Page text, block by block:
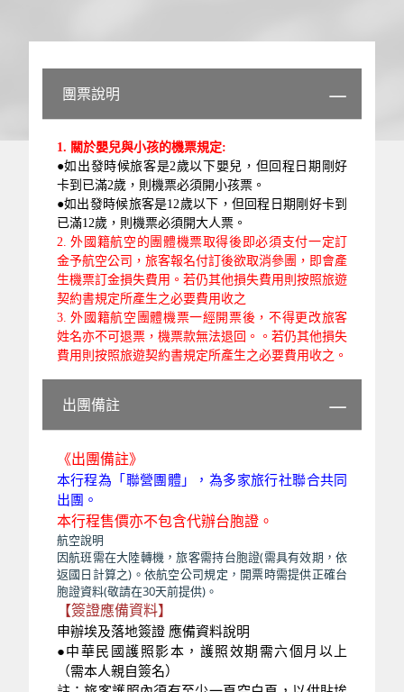
團票說明
1. 關於嬰兒與小孩的機票規定:
●如出發時候旅客是2歲以下嬰兒，但回程日期剛好
卡到已滿2歲，則機票必須開小孩票。
●如出發時候旅客是12歲以下，但回程日期剛好卡到
已滿12歲，則機票必須開大人票。
2. 外國 籍航空的團體機票取得後即必須支付一定訂
金予航空公司，旅客報名付訂後欲取消參團，即會產
生機票訂金損失費用。若仍其他損失費用則按照旅遊
契約書規定所產生之必要費用收之
3.外國籍航空團體機票一經開票後，不得更改旅客
姓名亦不可退票，機票款無法退回。。若仍其他損失
費用則按照旅遊契約書規定所產生之必要費用收之。
出團備註
《出團備註》
本行程為「聯營團體」，為多家旅行社聯合共同
出團。
本行程售價亦不包含代辦台胞證。
航空說明
因航班需在大陸轉機，旅客需持台胞證(需具有效期，依
返國日計算之)。依航空公司規定，開票時需提供正確台
胞證資料(敬請在30天前提供)。
【簽證應備資料】
申辦埃及落地簽證 應備資料說明
●中華民國護照影本，護照效期需六個月以上
（需本人親自簽名）